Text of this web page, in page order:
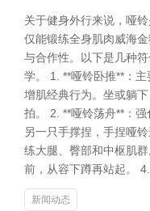
关于健身外行来说，哑
仅能锻练全身肌肉威海
与合作性。以下是几种
学。 1. **哑铃卧推**：
增肌经典行为。坐或躺
拍。 2. **哑铃荡舟**：
另一只手撑捏，手捏哑
练大腿、臀部和中枢肌
前，从容下蹲再站起。
新闻动态